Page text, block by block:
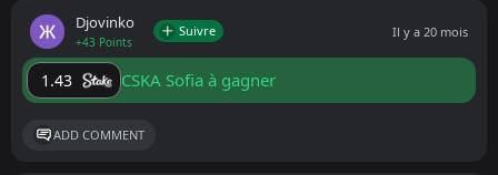
Djovinko
+43 Points
Suivre Il y a 20 mois
1.43 CSKA Sofia à gagner
ADD COMMENT